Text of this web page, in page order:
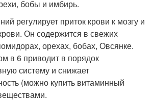
бобы и имбирь.
регулирует приток крови к мозгу и
Он содержится в свежих
орехах, бобах, Овсянке.
в 6 приводит в порядок
систему и снижает
(можно купить витаминный